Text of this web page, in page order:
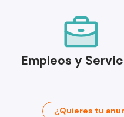
Empleos y
¿Quieres tu